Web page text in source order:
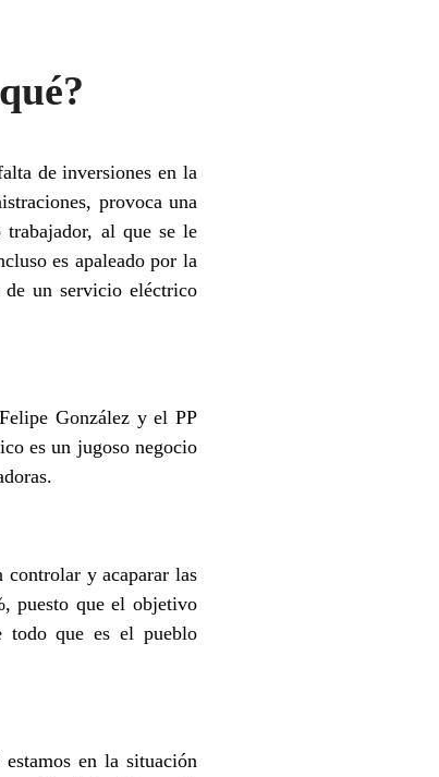
de inversiones en la
provoca una
al que se le
es apaleado por la
de un servicio eléctrico
González y el PP
es un jugoso negocio
controlar y acaparar las
puesto que el objetivo
todo que es el pueblo
en la situación